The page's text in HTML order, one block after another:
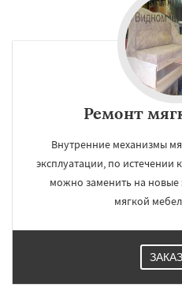
Ремонт
Внутренние механизмы
эксплуатации, по истечении
можно заменить на новые
мягкой